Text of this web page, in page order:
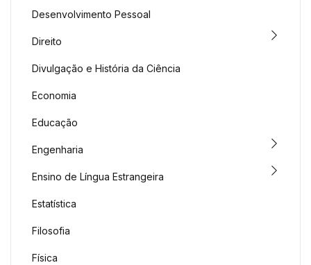
Desenvolvimento Pessoal
Direito
Divulgação e História da Ciência
Economia
Educação
Engenharia
Ensino de Língua Estrangeira
Estatística
Filosofia
Física